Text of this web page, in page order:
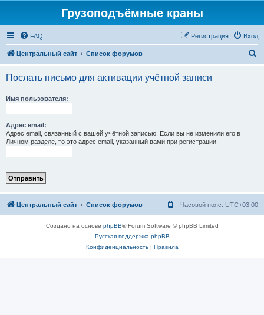
Грузоподъёмные краны
FAQ Вход
Регистрация
Центральный сайт Список форумов
Послать письмо для активации учётной записи
Имя пользователя:
Адрес email:
Адрес email, связанный с вашей учётной записью. Если вы не изменили его в
Личном разделе, то это адрес email, указанный вами при регистрации.
Центральный сайт Список форумов Часовой пояс: UTC+03:00
Создано на основе phpBB® Forum Software © phpBB Limited
Русская поддержка phpBB
Конфиденциальность| Правила